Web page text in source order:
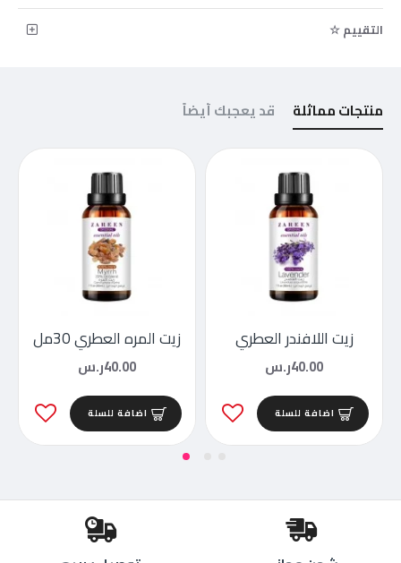
التقييم ☆
منتجات مماثلة قد يعجبك أيضاً
زيت اللافندر العطري
40.00ر.س
اضافة للسلة
زيت المره العطري 30مل
40.00ر.س
اضافة للسلة